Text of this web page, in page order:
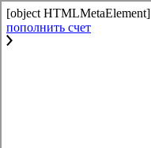
[object HTMLMetaElement]
пополнить счет